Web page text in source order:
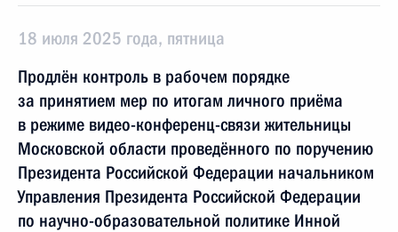
18 июля 2025 года, пятница
Продлён контроль в рабочем порядке
за принятием мер по итогам личного приёма
в режиме видео-конференц-связи жительницы
Московской области проведённого по поручению
Президента Российской Федерации начальником
Управления Президента Российской Федерации
по научно-образовательной политике Инной